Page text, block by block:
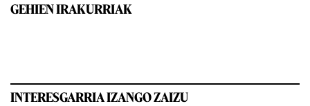
GEHIEN IRAKURRIAK
INTERESGARRIA IZANGO ZAIZU